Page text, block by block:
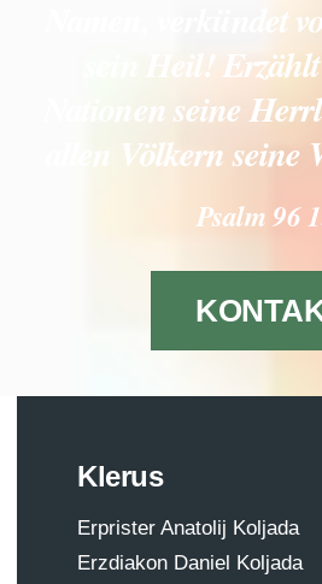
Namen, verkündet
sein Heil!
Nationen seine
allen Völkern
Psalm 96
Klerus
Erprister Anatolij Koljada
Erzdiakon Daniel Koljada